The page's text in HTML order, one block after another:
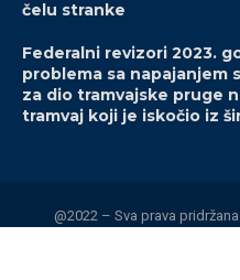
čelu stranke
Federalni revizori 2023.
problema sa
za dio tramvajske pruge
tramvaj koji je iskočio iz
@2022 – Sva prava